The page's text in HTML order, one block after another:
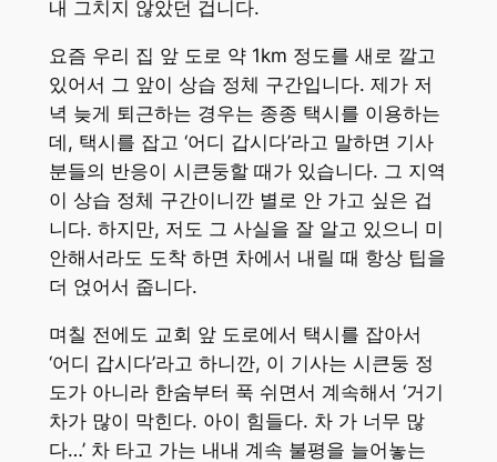
내 그치지 않았던 겁니다.
요즘 우리 집 앞 도로 약 1km 정도를 새로 깔고
있어서 그 앞이 상습 정체 구간입니다. 제가 저
녁 늦게 퇴근하는 경우는 종종 택시를 이용하는
데, 택시를 잡고 ‘어디 갑시다’라고 말하면 기사
분들의 반응이 시큰둥할 때가 있습니다. 그 지역
이 상습 정체 구간이니깐 별로 안 가고 싶은 겁
니다. 하지만, 저도 그 사실을 잘 알고 있으니 미
안해서라도 도착 하면 차에서 내릴 때 항상 팁을
더 얹어서 줍니다.
며칠 전에도 교회 앞 도로에서 택시를 잡아서
‘어디 갑시다’라고 하니깐, 이 기사는 시큰둥 정
도가 아니라 한숨부터 푹 쉬면서 계속해서 ‘거기
차가 많이 막힌다. 아이 힘들다. 차 가 너무 많
다…’ 차 타고 가는 내내 계속 불평을 늘어놓는